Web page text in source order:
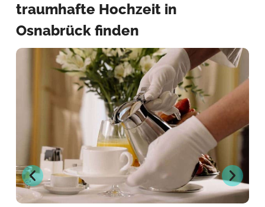
traumhafte Hochzeit in
Osnabrück finden